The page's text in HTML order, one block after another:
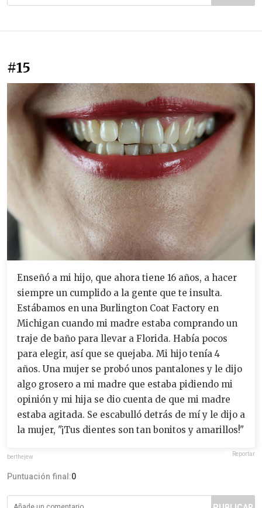
#15
Enseñó a mi hijo, que ahora tiene 16 años, a hacer
siempre un cumplido a la gente que te insulta.
Estábamos en una Burlington Coat Factory en
Michigan cuando mi madre estaba comprando un
traje de baño para llevar a Florida. Había pocos
para elegir, así que se quejaba. Mi hijo tenía 4
años. Una mujer se probó unos pantalones y le dijo
algo grosero a mi madre que estaba pidiendo mi
opinión y mi hija se dio cuenta de que mi madre
estaba agitada. Se escabulló detrás de mí y le dijo a
la mujer, "¡Tus dientes son tan bonitos y amarillos!"
berthejew Reportar
Puntuación final:0